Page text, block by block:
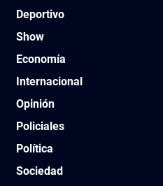
Deportivo
Show
Economía
Internacional
Opinión
Policiales
Política
Sociedad